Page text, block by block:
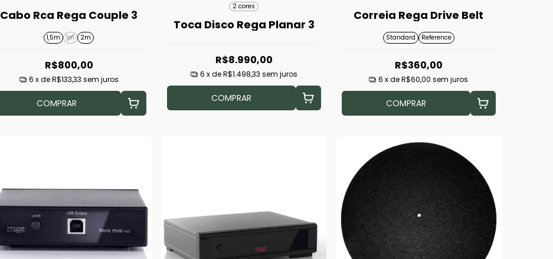
Cabo Rca Rega Couple 3
1,5m 1m 2m
R$800,00
6 x deR$133,33 sem juros
COMPRAR
2 cores
Toca Disco Rega Planar 3
R$8.990,00
6 x deR$1.498,33 sem juros
COMPRAR
Correia Rega Drive Belt
Standard Reference
R$360,00
6 x deR$60,00 sem juros
COMPRAR